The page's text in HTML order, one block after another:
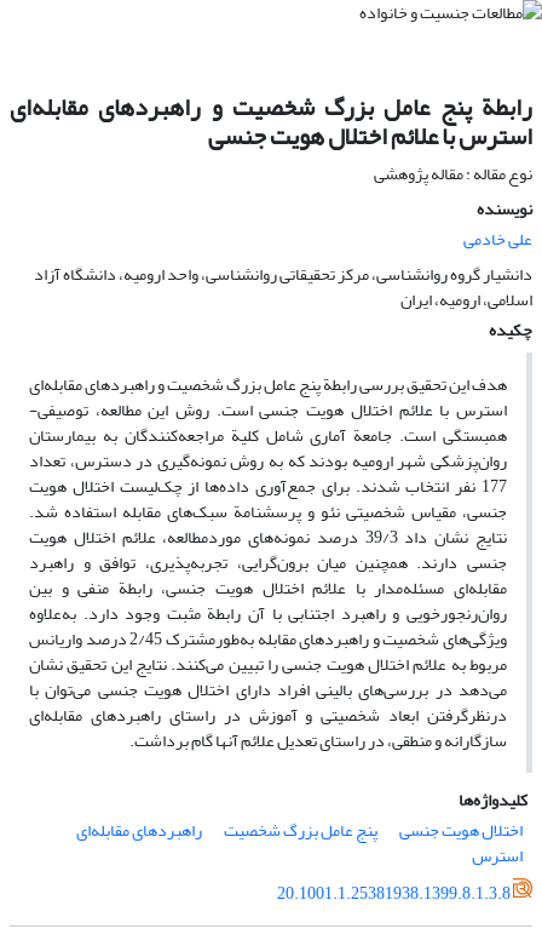
رابطة پنج عامل بزرگ شخصیت و راهبردهای مقابله‌ای
استرس با علائم اختلال هویت جنسی
نوع مقاله : مقاله پژوهشی
نویسنده
علی خادمی
دانشیار گروه روانشناسی، مرکز تحقیقاتی روانشناسی، واحد ارومیه، دانشگاه آزاد
اسلامی، ارومیه، ایران
چکیده
هدف این تحقیق بررسی رابطة پنج عامل بزرگ شخصیت و راهبردهای مقابله‌ای
استرس با علائم اختلال هویت جنسی است. روش این مطالعه، توصیفی-
همبستگی است. جامعة آماری شامل کلیة مراجعه‌کنندگان به بیمارستان
روان‌پزشکی شهر ارومیه بودند که به روش نمونه‌گیری در دسترس، تعداد
177 نفر انتخاب شدند. برای جمع‌آوری داده‌ها از چک‌لیست اختلال هویت
جنسی، مقیاس شخصیتی نئو و پرسشنامة سبک‌های مقابله استفاده شد.
نتایج نشان داد 39/3 درصد نمونه‌های موردمطالعه، علائم اختلال هویت
جنسی دارند. همچنین میان برون‌گرایی، تجربه‌پذیری، توافق و راهبرد
مقابله‌ای ‌مسئله‌مدار با علائم اختلال هویت جنسی، رابطة منفی و بین
روان‌رنجورخویی و راهبرد اجتنابی با آن رابطة مثبت وجود دارد. به‌علاوه
ویژگی‌های شخصیت و راهبردهای مقابله به‌طورمشترک 2/45 درصد واریانس
مربوط به علائم اختلال هویت جنسی را تبیین می‌کنند. نتایج این تحقیق نشان
می‌دهد در بررسی‌های بالینی افراد دارای اختلال هویت جنسی می‌توان با
درنظرگرفتن ابعاد شخصیتی و آموزش در راستای راهبردهای مقابله‌ای
سازگارانه و منطقی، در راستای تعدیل علائم آنها گام برداشت.
کلیدواژه‌ها
اختلال هویت جنسی
پنج عامل بزرگ شخصیت راهبردهای مقابله‌ای
استرس
20.1001.1.25381938.1399.8.1.3.8